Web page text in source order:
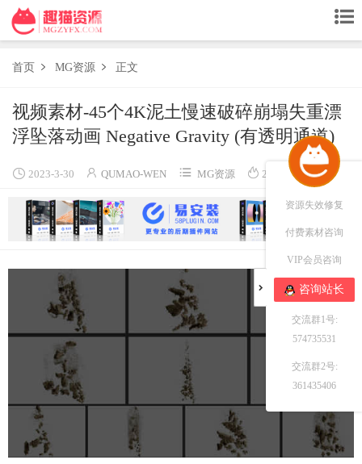
首页  MG资源  正文
视频素材-45个4K泥土慢速破碎崩塌失重漂
浮坠落动画 Negative Gravity (有透明通道)
 2023-3-30  QUMAO-WEN  MG资源  2492
资源失效修复
付费素材咨询
VIP会员咨询
咨询站长
交流群1号:
574735531
交流群2号:
361435406